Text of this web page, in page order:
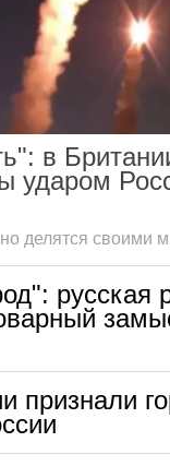
в
ударом
делятся своими
русская
признали